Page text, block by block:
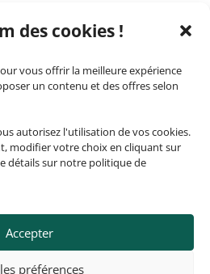
des cookies !
vous offrir la meilleure expérience
un contenu et des offres selon
autorisez l'utilisation de vos cookies.
modifier votre choix en cliquant sur
détails sur notre politique de
Accepter
préférences
– Fait avec ❤️